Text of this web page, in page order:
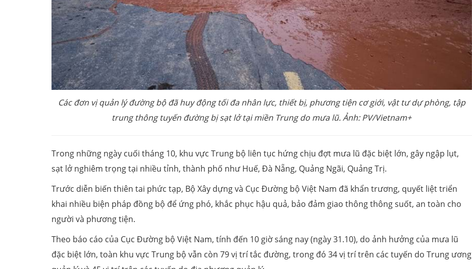
Các đơn vị quản lý đường bộ đã huy động tối đa nhân lực, thiết bị, phương tiện cơ giới, vật tư dự phòng, tập
trung thông tuyến đường bị sạt lở tại miền Trung do mưa lũ. Ảnh: PV/Vietnam+
Trong những ngày cuối tháng 10, khu vực Trung bộ liên tục hứng chịu đợt mưa lũ đặc biệt lớn, gây ngập lụt,
sạt lở nghiêm trọng tại nhiều tỉnh, thành phố như Huế, Đà Nẵng, Quảng Ngãi, Quảng Trị.
Trước diễn biến thiên tai phức tạp, Bộ Xây dựng và Cục Đường bộ Việt Nam đã khẩn trương, quyết liệt triển
khai nhiều biện pháp đồng bộ để ứng phó, khắc phục hậu quả, bảo đảm giao thông thông suốt, an toàn cho
người và phương tiện.
Theo báo cáo của Cục Đường bộ Việt Nam, tính đến 10 giờ sáng nay (ngày 31.10), do ảnh hưởng của mưa lũ
đặc biệt lớn, toàn khu vực Trung bộ vẫn còn 79 vị trí tắc đường, trong đó 34 vị trí trên các tuyến do Trung ương